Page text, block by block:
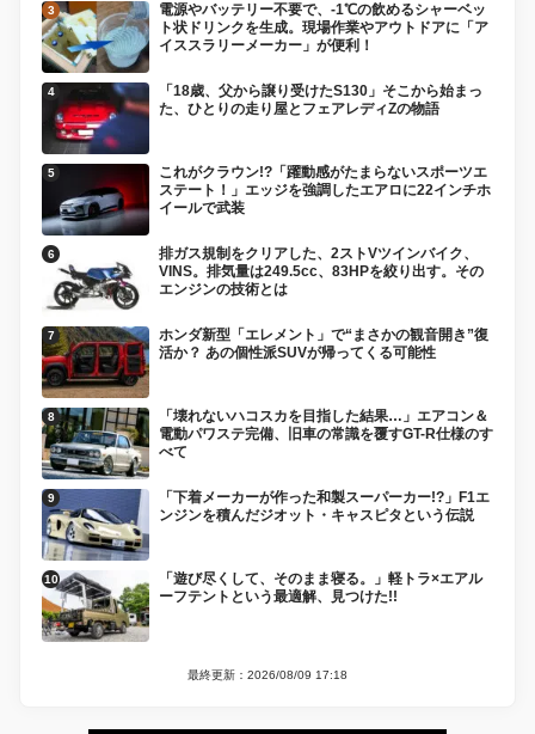
電源やバッテリー不要で、-1℃の飲めるシャーベッ
ト状ドリンクを生成。現場作業やアウトドアに「ア
イススラリーメーカー」が便利！
「18歳、父から譲り受けたS130」そこから始まっ
た、ひとりの走り屋とフェアレディZの物語
これがクラウン!?「躍動感がたまらないスポーツエ
ステート！」エッジを強調したエアロに22インチホ
イールで武装
排ガス規制をクリアした、2ストVツインバイク、
VINS。排気量は249.5cc、83HPを絞り出す。その
エンジンの技術とは
ホンダ新型「エレメント」で“まさかの観音開き”復
活か？ あの個性派SUVが帰ってくる可能性
「壊れないハコスカを目指した結果…」エアコン＆
電動パワステ完備、旧車の常識を覆すGT-R仕様のす
べて
「下着メーカーが作った和製スーパーカー!?」F1エ
ンジンを積んだジオット・キャスピタという伝説
「遊び尽くして、そのまま寝る。」軽トラ×エアル
ーフテントという最適解、見つけた!!
最終更新：2026/08/09 17:18